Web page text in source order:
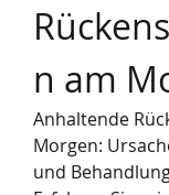
n am
Anhaltende
Morgen:
und